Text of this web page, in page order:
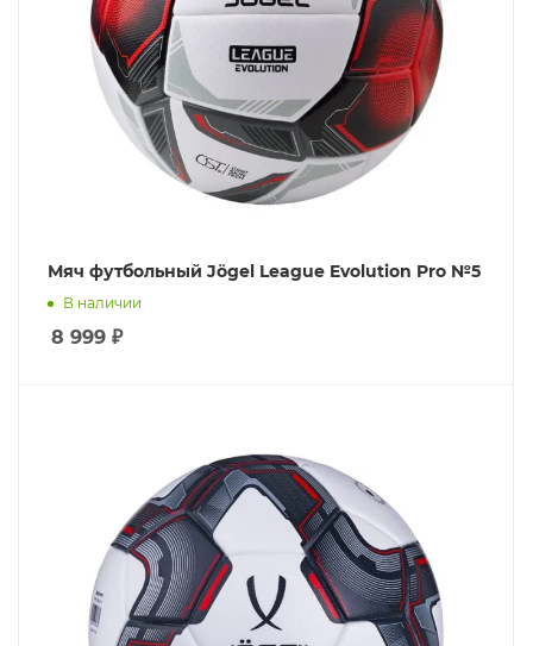
Мяч футбольный Jögel League Evolution Pro №5
В наличии
8 999 ₽